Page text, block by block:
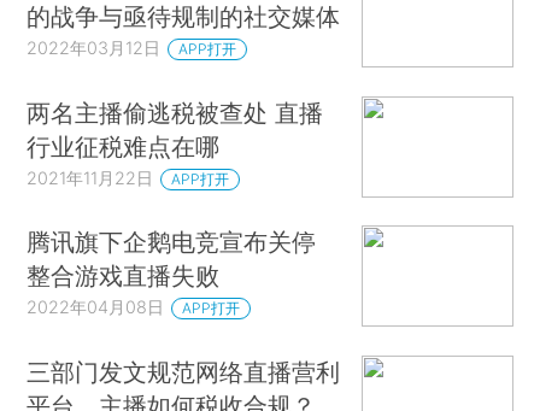
的战争与亟待规制的社交媒体
2022年03月12日 APP打开
两名主播偷逃税被查处 直播
行业征税难点在哪
2021年11月22日 APP打开
腾讯旗下企鹅电竞宣布关停
整合游戏直播失败
2022年04月08日 APP打开
三部门发文规范网络直播营利